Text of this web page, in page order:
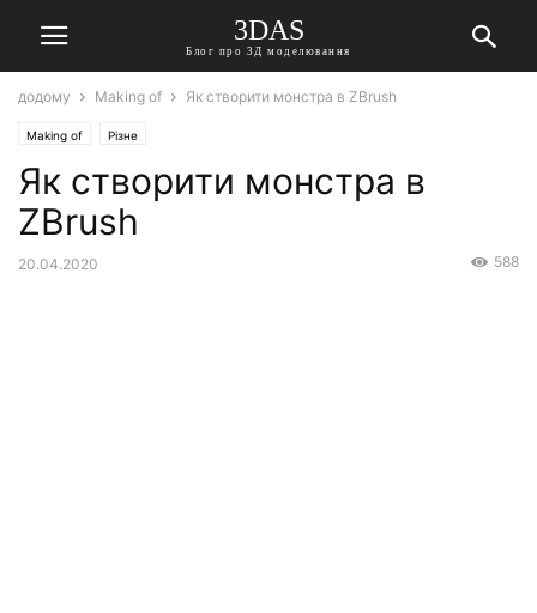
3DAS
Блог про 3Д моделювання
додому Making of Як створити монстра в ZBrush
Making of Різне
Як створити монстра в
ZBrush
20.04.2020 588